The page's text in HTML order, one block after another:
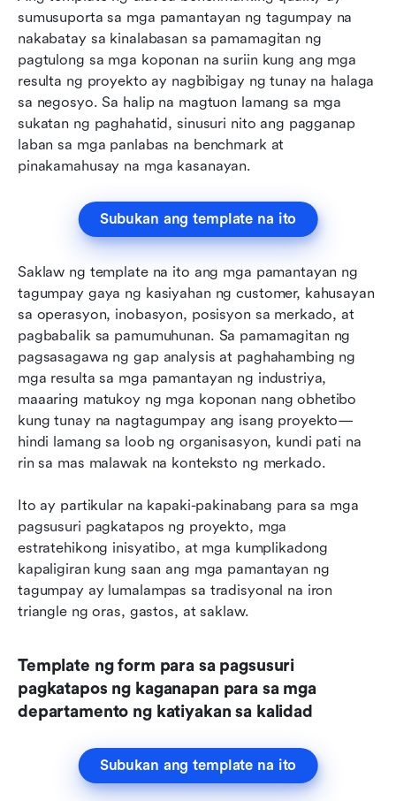
sumusuporta sa mga pamantayan ng tagumpay na
nakabatay sa kinalabasan sa pamamagitan ng
pagtulong sa mga koponan na suriin kung ang mga
resulta ng proyekto ay nagbibigay ng tunay na halaga
sa negosyo. Sa halip na magtuon lamang sa mga
sukatan ng paghahatid, sinusuri nito ang pagganap
laban sa mga panlabas na benchmark at
pinakamahusay na mga kasanayan.
Subukan ang template na ito
Saklaw ng template na ito ang mga pamantayan ng
tagumpay gaya ng kasiyahan ng customer, kahusayan
sa operasyon, inobasyon, posisyon sa merkado, at
pagbabalik sa pamumuhunan. Sa pamamagitan ng
pagsasagawa ng gap analysis at paghahambing ng
mga resulta sa mga pamantayan ng industriya,
maaaring matukoy ng mga koponan nang obhetibo
kung tunay na nagtagumpay ang isang proyekto—
hindi lamang sa loob ng organisasyon, kundi pati na
rin sa mas malawak na konteksto ng merkado.
Ito ay partikular na kapaki-pakinabang para sa mga
pagsusuri pagkatapos ng proyekto, mga
estratehikong inisyatibo, at mga kumplikadong
kapaligiran kung saan ang mga pamantayan ng
tagumpay ay lumalampas sa tradisyonal na iron
triangle ng oras, gastos, at saklaw.
Template ng form para sa pagsusuri
pagkatapos ng kaganapan para sa mga
departamento ng katiyakan sa kalidad
Subukan ang template na ito